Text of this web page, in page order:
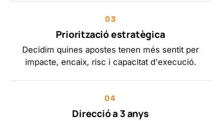
Priorització estratègica
Decidim quines apostes tenen més sentit per
impacte, encaix, risc i capacitat d'execució.
Direcció a 3 anys